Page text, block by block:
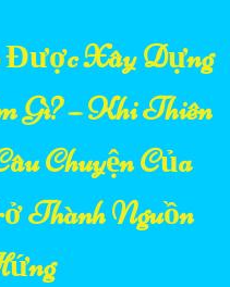
Được Xây Dựng
Gì? – Khi Thiên
Chuyện Của
Thành Nguồn